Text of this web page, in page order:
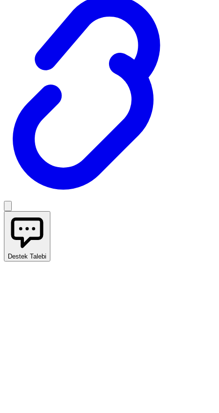
Destek Talebi